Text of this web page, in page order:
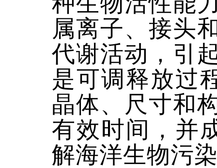
属离子、接头
代谢活动，引
是可调释放过
晶体、尺寸和
有效时间，并
解海洋生物污